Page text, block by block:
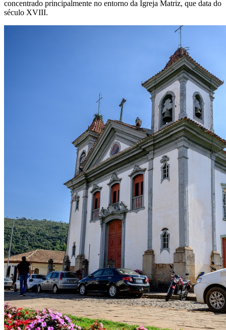
concentrado principalmente no entorno da Igreja Matriz, que data do
século XVIII.